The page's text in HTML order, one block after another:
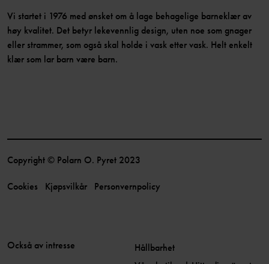
Vi startet i 1976 med ønsket om å lage behagelige barneklær av
høy kvalitet. Det betyr lekevennlig design, uten noe som gnager
eller strammer, som også skal holde i vask etter vask. Helt enkelt
klær som lar barn være barn.
Copyright © Polarn O. Pyret 2023
Cookies Kjøpsvilkår Personvernpolicy
Också av intresse
Hållbarhet